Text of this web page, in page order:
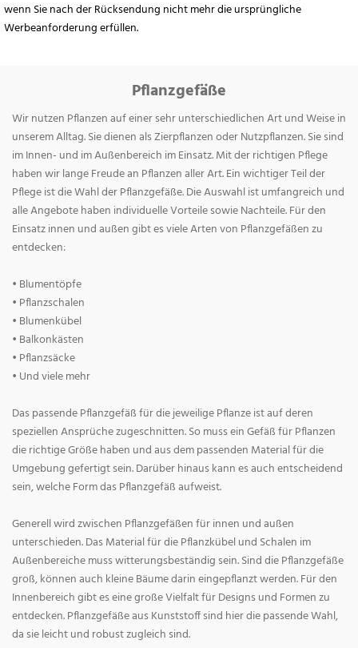
wenn Sie nach der Rücksendung nicht mehr die ursprüngliche
Werbeanforderung erfüllen.
Pflanzgefäße
Wir nutzen Pflanzen auf einer sehr unterschiedlichen Art und Weise in
unserem Alltag. Sie dienen als Zierpflanzen oder Nutzpflanzen. Sie sind
im Innen- und im Außenbereich im Einsatz. Mit der richtigen Pflege
haben wir lange Freude an Pflanzen aller Art. Ein wichtiger Teil der
Pflege ist die Wahl der Pflanzgefäße. Die Auswahl ist umfangreich und
alle Angebote haben individuelle Vorteile sowie Nachteile. Für den
Einsatz innen und außen gibt es viele Arten von Pflanzgefäßen zu
entdecken:
• Blumentöpfe
• Pflanzschalen
• Blumenkübel
• Balkonkästen
• Pflanzsäcke
• Und viele mehr
Das passende Pflanzgefäß für die jeweilige Pflanze ist auf deren
speziellen Ansprüche zugeschnitten. So muss ein Gefäß für Pflanzen
die richtige Größe haben und aus dem passenden Material für die
Umgebung gefertigt sein. Darüber hinaus kann es auch entscheidend
sein, welche Form das Pflanzgefäß aufweist.
Generell wird zwischen Pflanzgefäßen für innen und außen
unterschieden. Das Material für die Pflanzkübel und Schalen im
Außenbereiche muss witterungsbeständig sein. Sind die Pflanzgefäße
groß, können auch kleine Bäume darin eingepflanzt werden. Für den
Innenbereich gibt es eine große Vielfalt für Designs und Formen zu
entdecken. Pflanzgefäße aus Kunststoff sind hier die passende Wahl,
da sie leicht und robust zugleich sind.